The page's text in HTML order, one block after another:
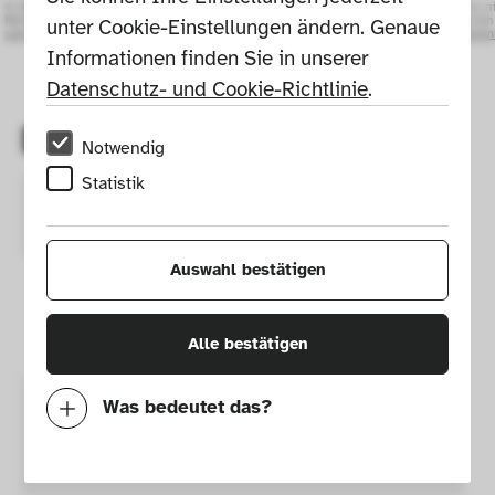
unter Cookie-Einstellungen ändern. Genaue
Informationen finden Sie in unserer
Datenschutz- und Cookie-Richtlinie.
Notwendig
Statistik
Auswahl bestätigen
Alle bestätigen
Was bedeutet das?
Mit diesen Cookies können wir durch
© Nur zur Ansicht, nicht zur weiteren Verwendung.
Mehr Informationen unter:
www.die-neue-
sammlung.de/sammlung-online/
© Nur zur Ansicht,
Mehr
sammlung.de/
Details
Datierung
circa 2015
Herstellung
Wera Werkzeuge